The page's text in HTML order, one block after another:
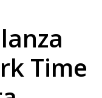
Time